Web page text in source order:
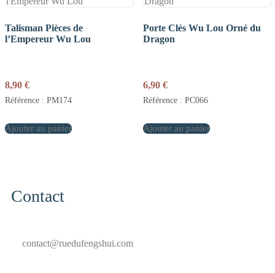
Talisman Pièces de
l’Empereur Wu Lou
8,90 €
Référence : PM174
Ajouter au panier
Porte Clés Wu Lou Orné du
Dragon
6,90 €
Référence : PC066
Ajouter au panier
Contact
contact@ruedufengshui.com